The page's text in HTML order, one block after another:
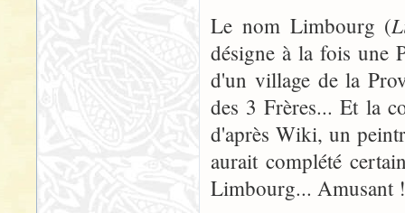
Le nom Limbourg (
désigne à la fois une
d'un village de la
des 3 Frères... Et la
d'après Wiki, un
aurait complété
Limbourg... Amusant !